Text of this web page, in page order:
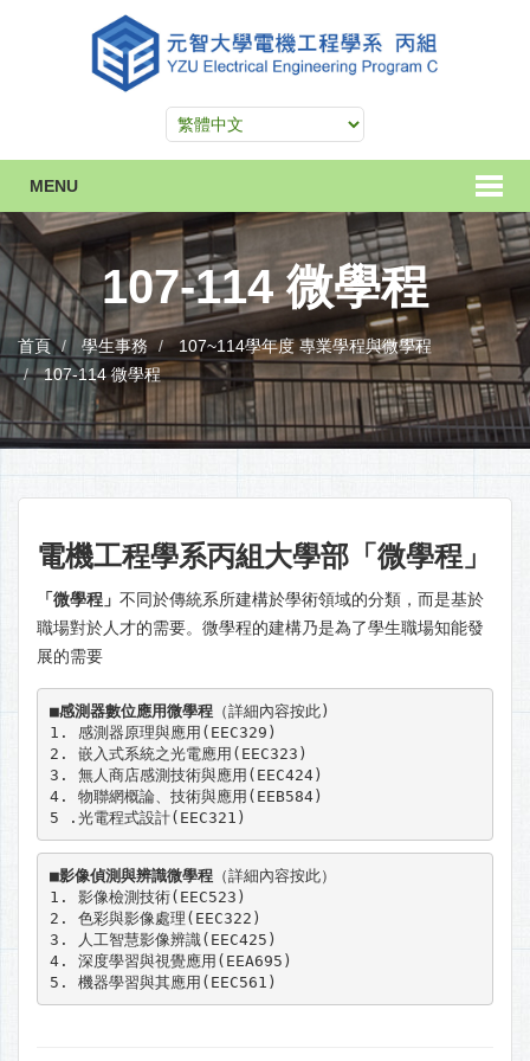
MENU
107-114 微學程
首頁 學生事務
107~114學年度 專業學程與微學程
107-114 微學程
電機工程學系丙組大學部「微學程」
「微學程」 不同於傳統系所建構於學術領域的分類，而是基於
職場對於人才的需要。微學程的建構乃是為了學生職場知能發
展的需要
■感測器數位應用微學程（詳細內容按此)
1. 感測器原理與應用(EEC329)
2. 嵌入式系統之光電應用(EEC323)
3. 無人商店感測技術與應用(EEC424)
4. 物聯網概論、技術與應用(EEB584)
5 .光電程式設計(EEC321)
■影像偵測與辨識微學程（詳細內容按此）
1. 影像檢測技術(EEC523)
2. 色彩與影像處理(EEC322)
3. 人工智慧影像辨識(EEC425)
4. 深度學習與視覺應用(EEA695)
5. 機器學習與其應用(EEC561)